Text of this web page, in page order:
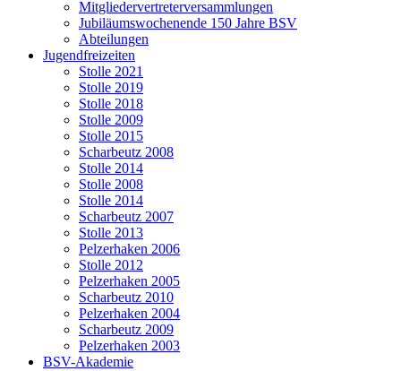
Mitgliedervertreterversammlungen
Jubiläumswochenende 150 Jahre BSV
Abteilungen
Jugendfreizeiten
Stolle 2021
Stolle 2019
Stolle 2018
Stolle 2009
Stolle 2015
Scharbeutz 2008
Stolle 2014
Stolle 2008
Stolle 2014
Scharbeutz 2007
Stolle 2013
Pelzerhaken 2006
Stolle 2012
Pelzerhaken 2005
Scharbeutz 2010
Pelzerhaken 2004
Scharbeutz 2009
Pelzerhaken 2003
BSV-Akademie